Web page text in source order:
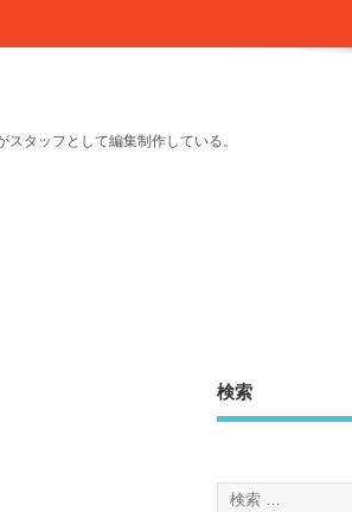
タッフとして編集制作している。
検索